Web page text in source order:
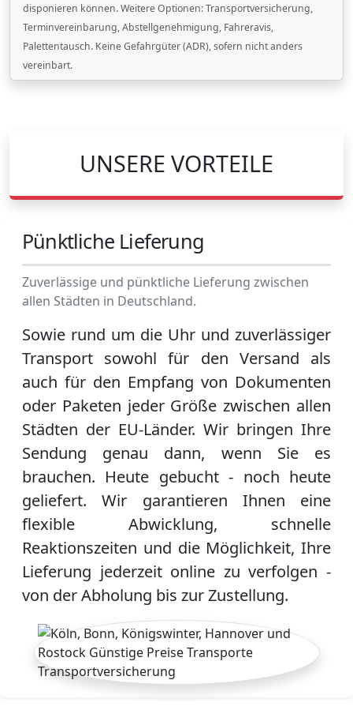
disponieren können. Weitere Optionen: Transportversicherung,
Terminvereinbarung, Abstellgenehmigung, Fahreravis,
Palettentausch. Keine Gefahrgüter (ADR), sofern nicht anders
vereinbart.
UNSERE VORTEILE
Pünktliche Lieferung
Zuverlässige und pünktliche Lieferung zwischen
allen Städten in Deutschland.
Sowie rund um die Uhr und zuverlässiger
Transport sowohl für den Versand als
auch für den Empfang von Dokumenten
oder Paketen jeder Größe zwischen allen
Städten der EU-Länder. Wir bringen Ihre
Sendung genau dann, wenn Sie es
brauchen. Heute gebucht - noch heute
geliefert. Wir garantieren Ihnen eine
flexible Abwicklung, schnelle
Reaktionszeiten und die Möglichkeit, Ihre
Lieferung jederzeit online zu verfolgen -
von der Abholung bis zur Zustellung.